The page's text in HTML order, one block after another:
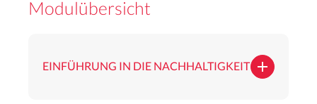
Modulübersicht
EINFÜHRUNG IN DIE NACHHALTIGKEIT